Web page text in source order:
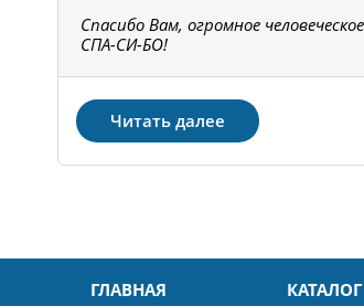
Спасибо Вам, огромное человеческое
СПА-СИ-БО!
Читать далее
ГЛАВНАЯ